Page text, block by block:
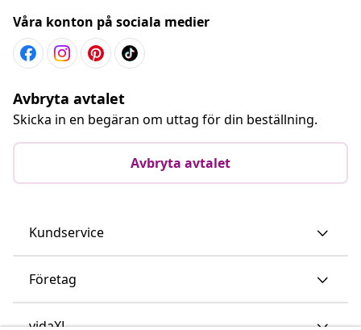
Våra konton på sociala medier
Avbryta avtalet
Skicka in en begäran om uttag för din beställning.
Avbryta avtalet
Kundservice
Företag
vidaXL